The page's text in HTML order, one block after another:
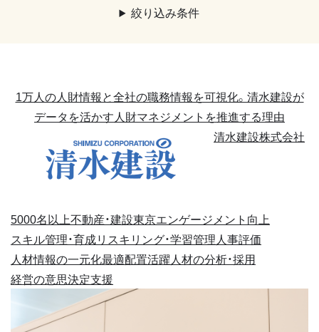
絞り込み条件
1万人の人財情報と全社の職務情報を可視化。清水建設が
データを活かす人財マネジメントを推進する理由
清水建設株式会社
5000名以上不動産・建設東京エンゲージメント向上
スキル管理・育成リスキリング・学習管理人事評価
人材情報の一元化最適配置活躍人材の分析・採用
経営の意思決定支援